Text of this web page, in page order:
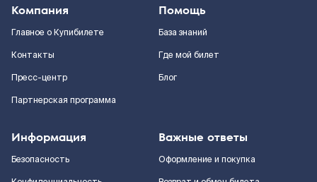
Компания
Главное о Купибилете
Контакты
Пресс-центр
Партнерская программа
Помощь
База знаний
Где мой билет
Блог
Информация
Безопасность
Важные ответы
Оформление и покупка